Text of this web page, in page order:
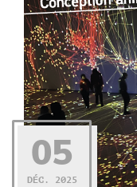
05
DÉC. 2025